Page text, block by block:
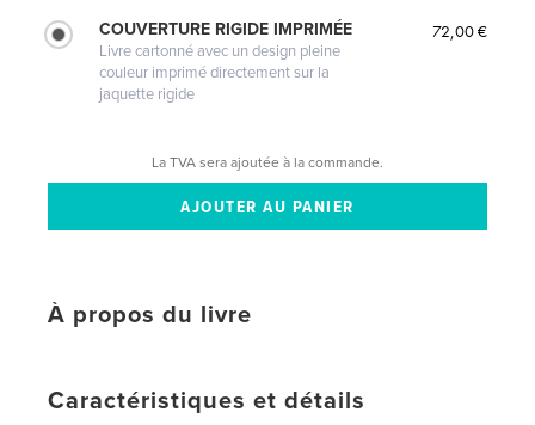
COUVERTURE RIGIDE IMPRIMÉE
Livre cartonné avec un design pleine
couleur imprimé directement sur la
jaquette rigide
72,00 €
La TVA sera ajoutée à la commande.
À propos du livre
Caractéristiques et détails